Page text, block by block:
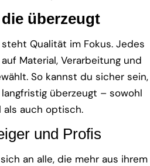
überzeugt
Qualität im Fokus. Jedes
Material, Verarbeitung und
So kannst du sicher sein,
überzeugt – sowohl
als auch optisch.
und Profis
an alle, die mehr aus ihrem